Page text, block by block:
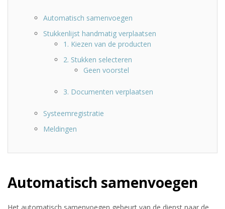
Automatisch samenvoegen
Stukkenlijst handmatig verplaatsen
1. Kiezen van de producten
2. Stukken selecteren
Geen voorstel
3. Documenten verplaatsen
Systeemregistratie
Meldingen
Automatisch samenvoegen